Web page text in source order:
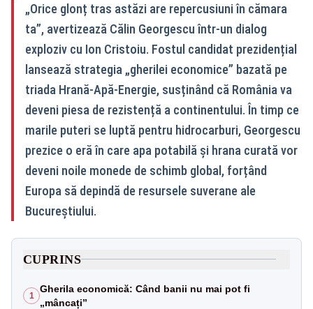
„Orice glonț tras astăzi are repercusiuni în cămara
ta”, avertizează Călin Georgescu într-un dialog
exploziv cu Ion Cristoiu. Fostul candidat prezidențial
lansează strategia „gherilei economice” bazată pe
triada Hrană-Apă-Energie, susținând că România va
deveni piesa de rezistență a continentului. În timp ce
marile puteri se luptă pentru hidrocarburi, Georgescu
prezice o eră în care apa potabilă și hrana curată vor
deveni noile monede de schimb global, forțând
Europa să depindă de resursele suverane ale
Bucureștiului.
CUPRINS
1
Gherila economică: Când banii nu mai pot fi
„mâncați”